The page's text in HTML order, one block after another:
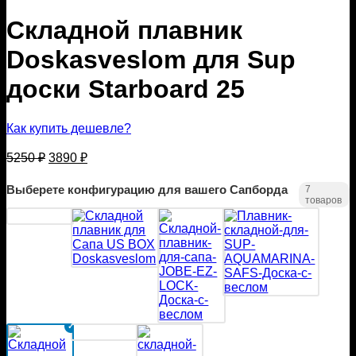
Складной плавник
Doskasveslom для Sup
доски Starboard 25
Как купить дешевле?
5250₽ Первоначальная
составляла
3890 ₽Текущая
3890 ₽.
Выберете конфигурацию для вашего Сапборда
7
товаров